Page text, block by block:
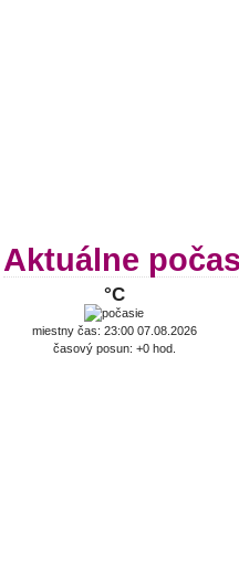
Aktuálne
°C
miestny čas: 23:00 07.08.2026
časový posun: +0 hod.